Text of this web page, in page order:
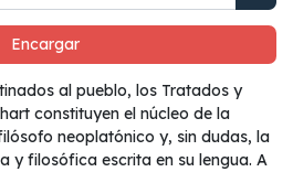
Encargar
al pueblo, los Tratados y
constituyen el núcleo de la
neoplatónico y, sin dudas, la
y filosófica escrita en su lengua. A